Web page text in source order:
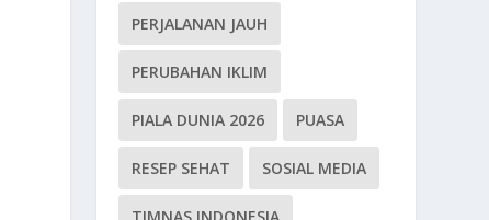
PERJALANAN JAUH
PERUBAHAN IKLIM
PIALA DUNIA 2026 PUASA
RESEP SEHAT SOSIAL MEDIA